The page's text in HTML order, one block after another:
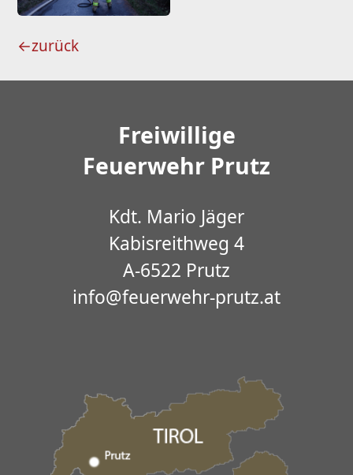
←zurück
Freiwillige
Feuerwehr Prutz
Kdt. Mario Jäger
Kabisreithweg 4
A-6522 Prutz
info@feuerwehr-prutz.at